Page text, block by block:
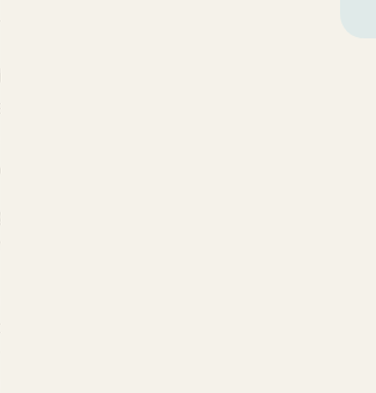
PRINCIPALI
Ricambio per Forbice Kv360
da una serie di specifiche
rendono un prodotto di
settore della potatura:
alla corrosione e facile da affilare.
una perfetta integrazione e
a qualsiasi tipo di pelliccia e stile di